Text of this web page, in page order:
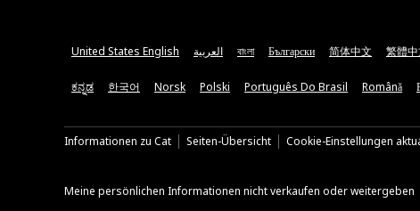
United States English العربية বাংলা Български 简体中文 繁體中
ಕನ್ನಡ 한국어 Norsk Polski Português Do Brasil Română
Informationen zu Cat Seiten-Übersicht Cookie-Einstellungen
Meine persönlichen Informationen nicht verkaufen oder weitergeben